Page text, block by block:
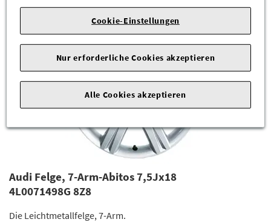
Audi Felge, 7-Arm-Abitos 7,5Jx18
4L0071498G 8Z8
Die Leichtmetallfelge, 7-Arm.
Cookie-Einstellungen
Nur erforderliche Cookies akzeptieren
Alle Cookies akzeptieren